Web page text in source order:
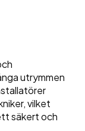
utrymmen
vilket
säkert och